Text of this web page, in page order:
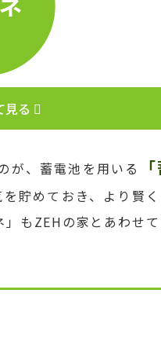
見る
が、蓄電池を用いる
貯めておき、より賢
」もZEHの家とあわせ